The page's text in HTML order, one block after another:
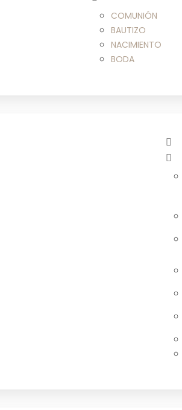
COMUNIÓN
BAUTIZO
NACIMIENTO
BODA